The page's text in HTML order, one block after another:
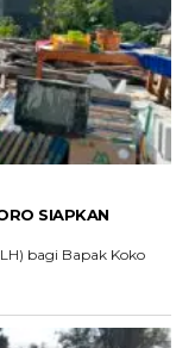
SIAPKAN
bagi Bapak Koko